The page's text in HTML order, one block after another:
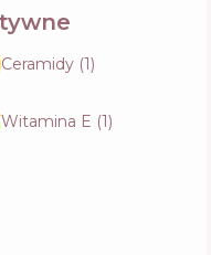
Ceramidy (1)
Witamina E (1)